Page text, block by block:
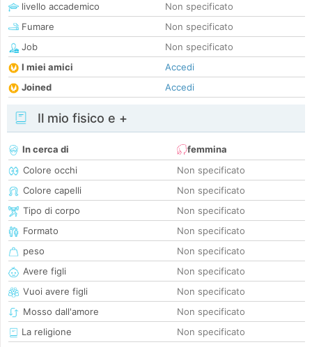
livello accademico
Non specificato
Fumare
Non specificato
Job
Non specificato
I miei amici
Accedi
Joined
Accedi
Il mio fisico e +
In cerca di
femmina
Colore occhi
Non specificato
Colore capelli
Non specificato
Tipo di corpo
Non specificato
Formato
Non specificato
peso
Non specificato
Avere figli
Non specificato
Vuoi avere figli
Non specificato
Mosso dall'amore
Non specificato
La religione
Non specificato